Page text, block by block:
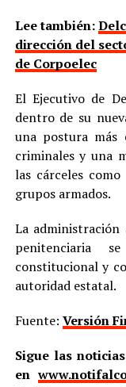
Lee también:
dirección del
de Corpoelec
El Ejecutivo de
dentro de su
una postura más
criminales y una
las cárceles
grupos armados.
La administración
penitenciaria
constitucional y
autoridad estatal.
Fuente: Versión
Sigue las
en